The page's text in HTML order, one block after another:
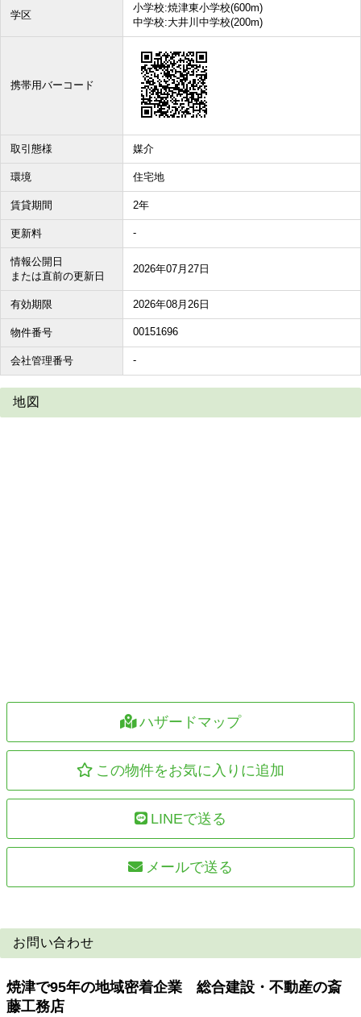
学区
小学校:焼津東小学校(600m)
中学校:大井川中学校(200m)
携帯用バーコード
取引態様 媒介
環境 住宅地
賃貸期間 2年
更新料 -
情報公開日
または直前の更新日
2026年07月27日
有効期限 2026年08月26日
物件番号 00151696
会社管理番号 -
地図
ハザードマップ
この物件をお気に入りに追加
LINEで送る
メールで送る
お問い合わせ
焼津で95年の地域密着企業 総合建設・不動産の斎
藤工務店